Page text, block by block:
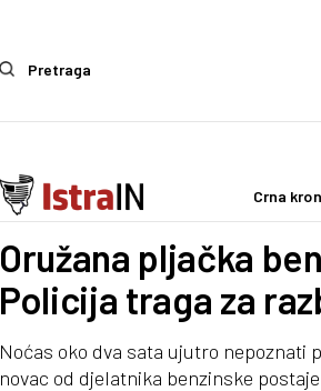
Pretraga
Crna
Crna kronika
Oružana pljačka
Policija traga za
Noćas oko dva sata ujutro
novac od djelatnika benzinske